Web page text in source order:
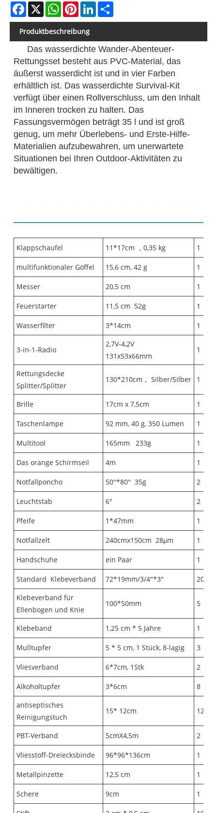
Facebook
X WhatsAppPinterestLinkedIn
Produktbeschreibung
Das wasserdichte Wander-Abenteuer-
Rettungsset besteht aus PVC-Material, das
äußerst wasserdicht ist und in vier Farben
erhältlich ist. Das wasserdichte Survival-Kit
verfügt über einen Rollverschluss, um den Inhalt
im Inneren trocken zu halten. Das
Fassungsvermögen beträgt 35 l und ist groß
genug, um mehr Überlebens- und Erste-Hilfe-
Materialien aufzubewahren, um unerwartete
Situationen bei Ihren Outdoor-Aktivitäten zu
bewältigen.
Klappschaufel 11*17cm ，0,35 kg 1
multifunktionaler Göffel 15,6 cm, 42 g 1
Messer 20,5 cm 1
Feuerstarter 11,5 cm 52g 1
Wasserfilter 3*14cm 1
3-in-1-Radio
2,7V-4,2V
131x53x66mm
1
Rettungsdecke
Splitter/Splitter
130*210cm ， Silber/Silber 1
Brille 17cm x 7,5cm 1
Taschenlampe 92 mm, 40 g, 350 Lumen 1
Multitool 165mm 233g 1
Das orange Schirmseil 4m 1
Notfallponcho 50''*80'' 35g 2
Leuchtstab 6" 2
Pfeife 1*47mm 1
Notfallzelt 240cmx150cm 28μm 1
Handschuhe ein Paar 1
Standard Klebeverband 72*19mm/3/4"*3"
20
Klebeverband für
Ellenbogen und Knie
100*50mm 5
Klebeband 1,25 cm * 5 Jahre 1
Mulltupfer 5 * 5 cm, 1 Stück, 8-lagig 3
Vliesverband 6*7cm, 1Stk 2
Alkoholtupfer 3*6cm
8
antiseptisches
Reinigungstuch
15* 12cm 12
PBT-Verband 5cmX4,5m 2
Vliesstoff-Dreiecksbinde 96*96*136cm 1
Metallpinzette 12,5 cm 1
Schere 9cm 1